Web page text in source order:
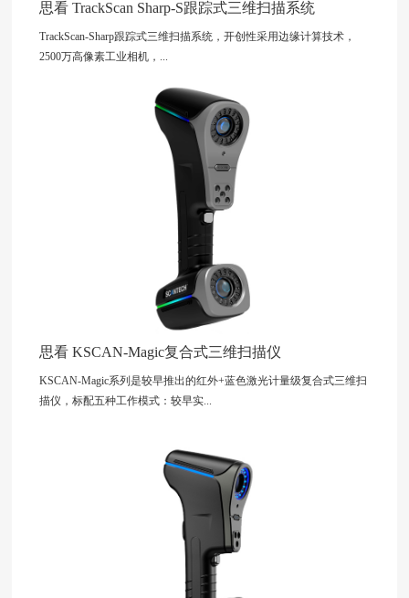
思看 TrackScan Sharp-S跟踪式三维扫描系统
TrackScan-Sharp跟踪式三维扫描系统，开创性采用边缘计算技术，
2500万高像素工业相机，...
思看 KSCAN-Magic复合式三维扫描仪
KSCAN-Magic系列是较早推出的红外+蓝色激光计量级复合式三维扫
描仪，标配五种工作模式：较早实...